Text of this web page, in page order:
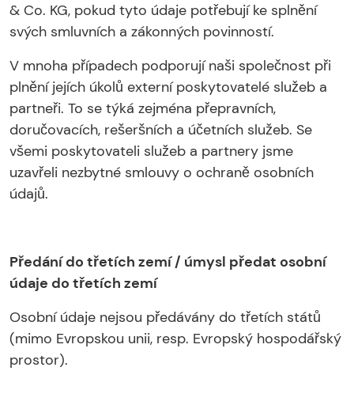
& Co. KG, pokud tyto údaje potřebují ke splnění
svých smluvních a zákonných povinností.
V mnoha případech podporují naši společnost při
plnění jejích úkolů externí poskytovatelé služeb a
partneři. To se týká zejména přepravních,
doručovacích, rešeršních a účetních služeb. Se
všemi poskytovateli služeb a partnery jsme
uzavřeli nezbytné smlouvy o ochraně osobních
údajů.
Předání do třetích zemí / úmysl předat osobní
údaje do třetích zemí
Osobní údaje nejsou předávány do třetích států
(mimo Evropskou unii, resp. Evropský hospodářský
prostor).